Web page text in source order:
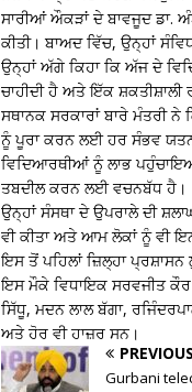
ਸਾਰੀਆਂ ਔਕੜਾਂ ਦੇ ਬਾਵਜੂਦ ਡਾ.
ਕੀਤੀ। ਬਾਅਦ ਵਿੱਚ, ਉਨ੍ਹਾਂ
ਉਨ੍ਹਾਂ ਅੱਗੇ ਕਿਹਾ ਕਿ ਅੱਜ ਦੇ
ਚਾਹੀਦੀ ਹੈ ਅਤੇ ਇੱਕ
ਸਥਾਨਕ ਸਰਕਾਰਾਂ ਬਾਰੇ ਮੰਤਰੀ ਨੇ
ਨੂੰ ਪੂਰਾ ਕਰਨ ਲਈ ਹਰ ਸੰਭਵ
ਵਿਦਿਆਰਥੀਆਂ ਨੂੰ ਲਾਭ
ਤਬਦੀਲ ਕਰਨ ਲਈ ਵਚਨਬੱਧ ਹੈ।
ਉਨ੍ਹਾਂ ਸੰਸਥਾ ਦੇ ਉਪਰਾਲੇ ਦੀ
ਵੀ ਕੀਤਾ ਅਤੇ ਆਮ ਲੋਕਾਂ ਨੂੰ ਵੀ
ਇਸ ਤੋਂ ਪਹਿਲਾਂ ਜ਼ਿਲ੍ਹਾ
ਇਸ ਮੌਕੇ ਵਿਧਾਇਕ ਸਰਵਜੀਤ ਕੌਰ
ਸਿੱਧੂ, ਮਦਨ ਲਾਲ ਬੱਗਾ,
ਅਤੇ ਹੋਰ ਵੀ ਹਾਜ਼ਰ ਸਨ।
PREVIOUS
Gurbani